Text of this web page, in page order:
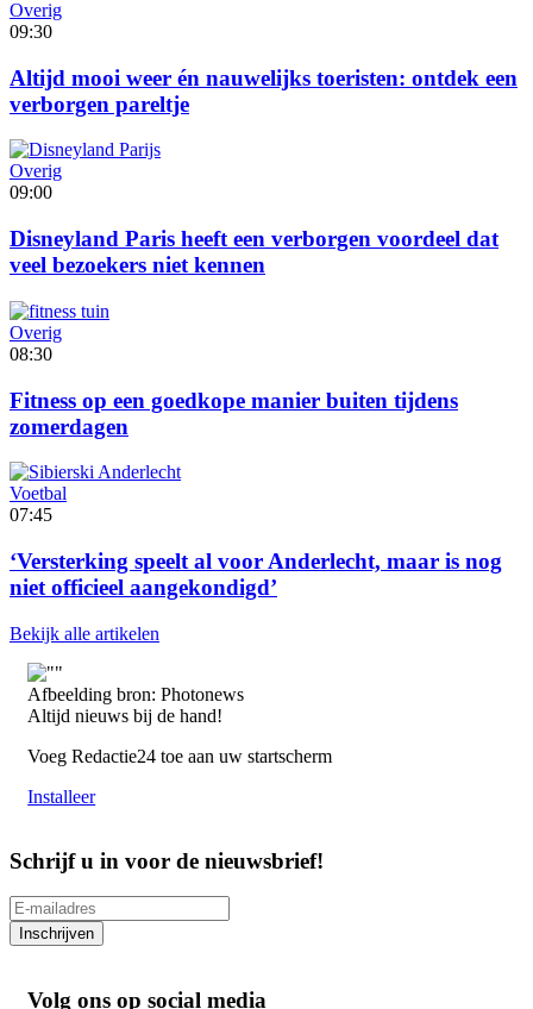
Overig
09:30
Altijd mooi weer én nauwelijks toeristen: ontdek een
verborgen pareltje
Overig
09:00
Disneyland Paris heeft een verborgen voordeel dat
veel bezoekers niet kennen
Overig
08:30
Fitness op een goedkope manier buiten tijdens
zomerdagen
Voetbal
07:45
‘Versterking speelt al voor Anderlecht, maar is nog
niet officieel aangekondigd’
Bekijk alle artikelen
Afbeelding bron: Photonews
Altijd nieuws bij de hand!
Voeg Redactie24 toe aan uw startscherm
Installeer
Schrijf u in voor de nieuwsbrief!
Inschrijven
Volg ons op social media